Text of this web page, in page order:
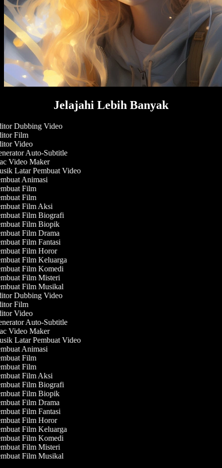
Jelajahi Lebih Banyak
Dubbing Video
Film
Video
Auto-Subtitle
Video Maker
Latar Pembuat Video
Animasi
Film
Film
Film Aksi
Film Biografi
Film Biopik
Film Drama
Film Fantasi
Film Horor
Film Keluarga
Film Komedi
Film Misteri
Film Musikal
Dubbing Video
Film
Video
Auto-Subtitle
Video Maker
Latar Pembuat Video
Animasi
Film
Film
Film Aksi
Film Biografi
Film Biopik
Film Drama
Film Fantasi
Film Horor
Film Keluarga
Film Komedi
Film Misteri
Film Musikal